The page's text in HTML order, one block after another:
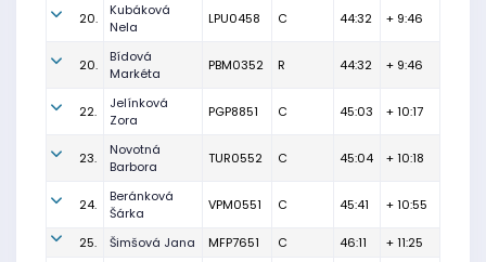
20.
Kubáková
Nela
LPU0458 C 44:32 + 9:46
20.
Bídová
Markéta
PBM0352 R 44:32 + 9:46
22.
Jelínková
Zora
PGP8851 C 45:03 + 10:17
23.
Novotná
Barbora
TUR0552 C 45:04 + 10:18
24.
Beránková
Šárka
VPM0551 C 45:41 + 10:55
25. Šimšová Jana MFP7651 C 46:11 + 11:25